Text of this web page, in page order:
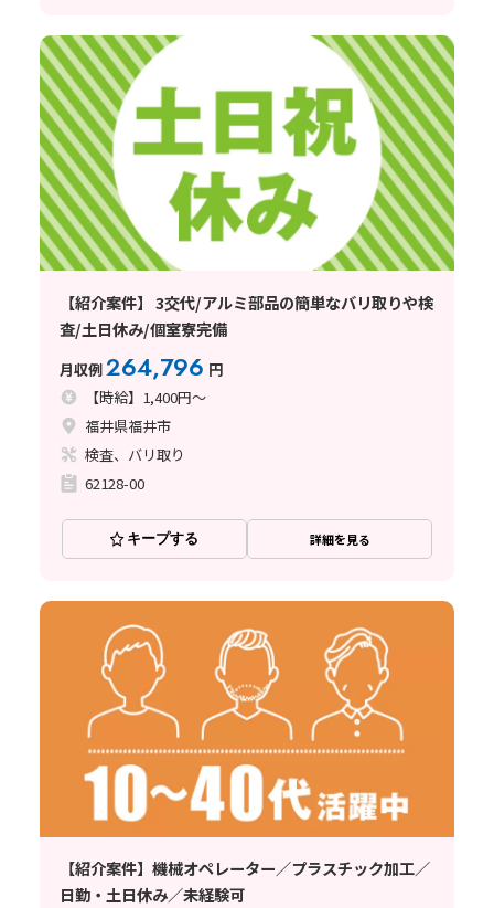
【紹介案件】 3交代/アルミ部品の簡単なバリ取りや検
査/土日休み/個室寮完備
月収例264,796 円
【時給】1,400円～
福井県福井市
検査、バリ取り
62128-00
キープする 詳細を見る
【紹介案件】機械オペレーター／プラスチック加工／
日勤・土日休み／未経験可